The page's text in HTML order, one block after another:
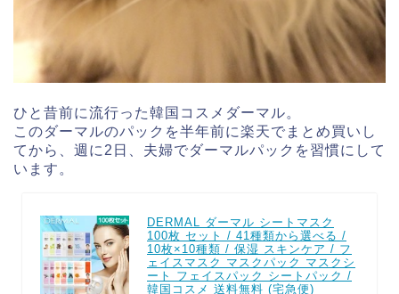
ひと昔前に流行った韓国コスメダーマル。
このダーマルのパックを半年前に楽天でまとめ買いし
てから、週に2日、夫婦でダーマルパックを習慣にして
います。
DERMAL ダーマル シートマスク
100枚 セット / 41種類から選べる /
10枚×10種類 / 保湿 スキンケア / フ
ェイスマスク マスクパック マスクシ
ート フェイスパック シートパック /
韓国コスメ 送料無料 (宅急便)